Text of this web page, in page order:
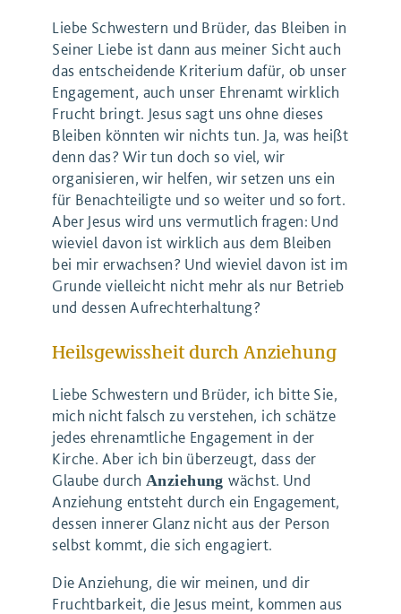
Liebe Schwestern und Brüder, das Bleiben in
Seiner Liebe ist dann aus meiner Sicht auch
das entscheidende Kriterium dafür, ob unser
Engagement, auch unser Ehrenamt wirklich
Frucht bringt. Jesus sagt uns ohne dieses
Bleiben könnten wir nichts tun. Ja, was heißt
denn das? Wir tun doch so viel, wir
organisieren, wir helfen, wir setzen uns ein
für Benachteiligte und so weiter und so fort.
Aber Jesus wird uns vermutlich fragen: Und
wieviel davon ist wirklich aus dem Bleiben
bei mir erwachsen? Und wieviel davon ist im
Grunde vielleicht nicht mehr als nur Betrieb
und dessen Aufrechterhaltung?
Heilsgewissheit durch Anziehung
Liebe Schwestern und Brüder, ich bitte Sie,
mich nicht falsch zu verstehen, ich schätze
jedes ehrenamtliche Engagement in der
Kirche. Aber ich bin überzeugt, dass der
Glaube durch Anziehungwächst. Und
Anziehung entsteht durch ein Engagement,
dessen innerer Glanz nicht aus der Person
selbst kommt, die sich engagiert.
Die Anziehung, die wir meinen, und dir
Fruchtbarkeit, die Jesus meint, kommen aus